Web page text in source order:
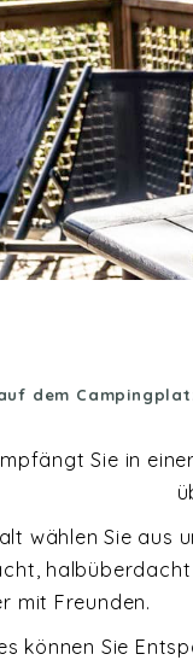
dem
Sie in
wählen Sie aus
mit Freunden.
können Sie